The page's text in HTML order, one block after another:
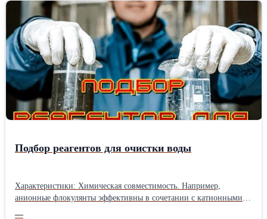
керамических и металлических изделий (тут необходима
ингибированная кислота) от загрязнений и дезинфекции; - в
гидрометаллургии и гальванопластике (при травлении черных и
цветных металлов и изделий из них, декапирование); - для
очистки поверхности металлов при паянии и лужении; - для
получения хлоридов цинка, марганца, железа и др. металлов; - в
пищевой промышленности соляная кислота зарегистрирована в
качестве регулятора кислотности, пищевой добавки E507.
Применяется для изготовления сельтерской (содовой) воды.
Подбор реагентов для очистки воды
Характеристики: Химическая совместимость. Например,
анионные флокулянты эффективны в сочетании с катионными
—